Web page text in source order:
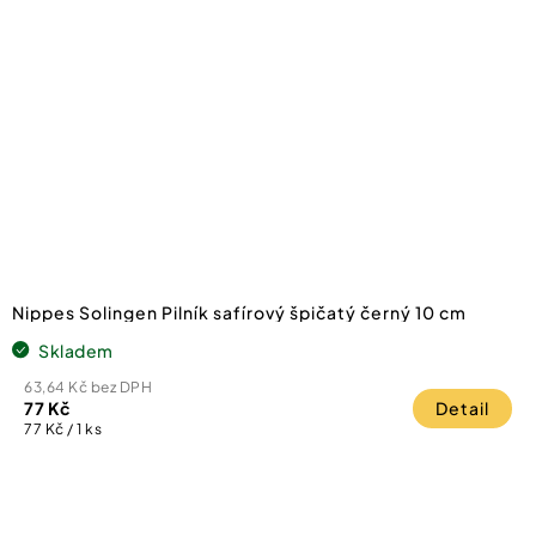
Nippes Solingen Pilník safírový špičatý černý 10 cm
Skladem
63,64 Kč bez DPH
77 Kč
Měrná
77 Kč / 1 ks
Detail